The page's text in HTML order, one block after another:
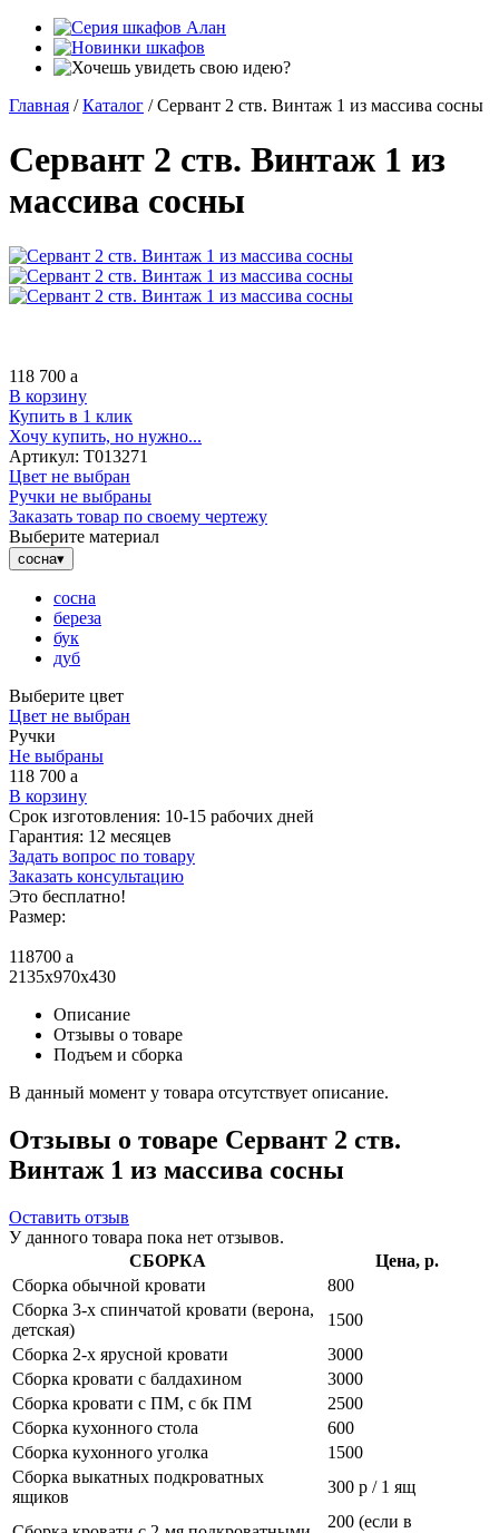
Главная / Каталог / Сервант 2 ств. Винтаж 1 из массива сосны
Сервант 2 ств. Винтаж 1 из
массива сосны
118 700 a
В корзину
Купить в 1 клик
Хочу купить, но нужно...
Артикул: Т013271
Цвет не выбран
Ручки не выбраны
Заказать товар по своему чертежу
Выберите материал
сосна▾
сосна
береза
бук
дуб
Выберите цвет
Цвет не выбран
Ручки
Не выбраны
118 700 a
В корзину
Срок изготовления: 10-15 рабочих дней
Гарантия: 12 месяцев
Задать вопрос по товару
Заказать консультацию
Это бесплатно!
Размер:
118700 a
2135x970x430
Описание
Отзывы о товаре
Подъем и сборка
В данный момент у товара отсутствует описание.
Отзывы о товаре Сервант 2 ств.
Винтаж 1 из массива сосны
Оставить отзыв
У данного товара пока нет отзывов.
СБОРКА
Цена, р.
Сборка обычной кровати
800
Сборка 3-х спинчатой кровати (верона,
детская)
1500
Сборка 2-х ярусной кровати
3000
Сборка кровати с балдахином
3000
Сборка кровати с ПМ, с бк ПМ
2500
Сборка кухонного стола
600
Сборка кухонного уголка
1500
Сборка выкатных подкроватных
ящиков
300 р / 1 ящ
200 (если в